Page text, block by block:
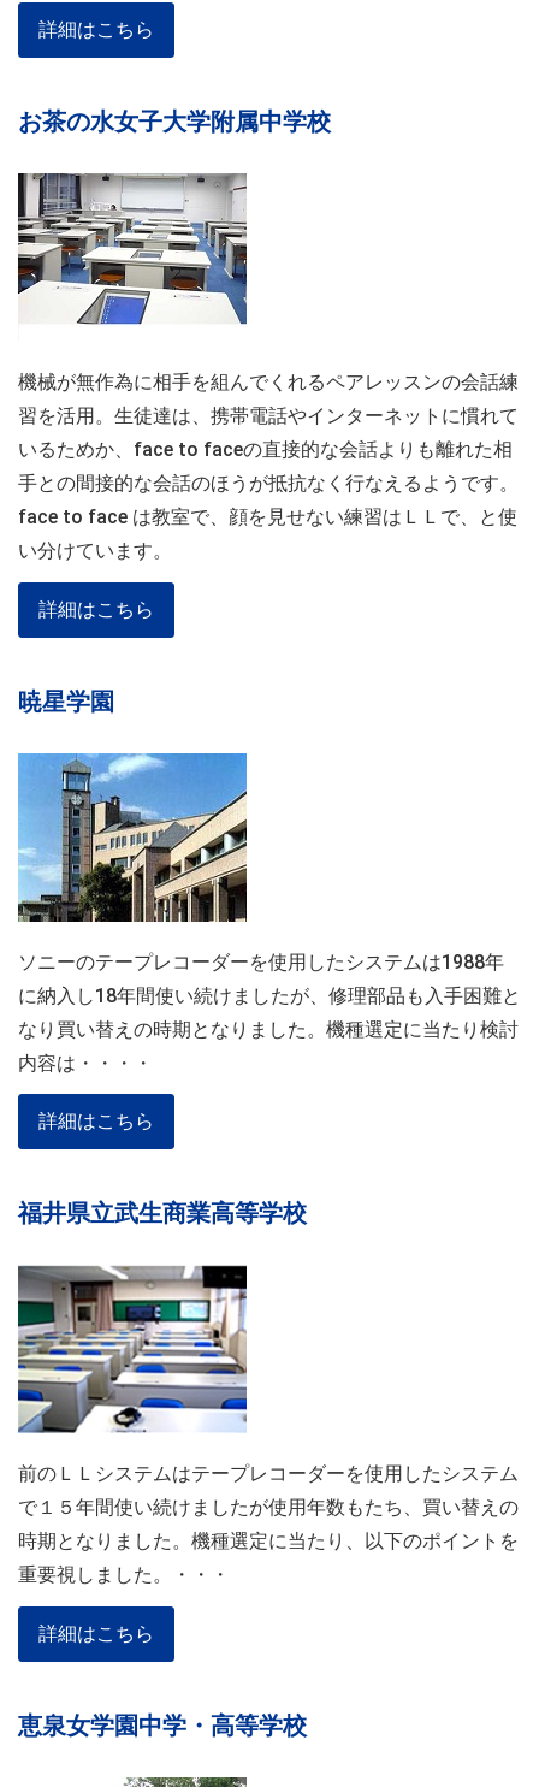
詳細はこちら
お茶の水女子大学附属中学校
機械が無作為に相手を組んでくれるペアレッスンの会話練
習を活用。生徒達は、携帯電話やインターネットに慣れて
いるためか、face to faceの直接的な会話よりも離れた相
手との間接的な会話のほうが抵抗なく行なえるようです。
face to face は教室で、顔を見せない練習はＬＬで、と使
い分けています。
詳細はこちら
暁星学園
ソニーのテープレコーダーを使用したシステムは1988年
に納入し18年間使い続けましたが、修理部品も入手困難と
なり買い替えの時期となりました。機種選定に当たり検討
内容は・・・・
詳細はこちら
福井県立武生商業高等学校
前のＬＬシステムはテープレコーダーを使用したシステム
で１５年間使い続けましたが使用年数もたち、買い替えの
時期となりました。機種選定に当たり、以下のポイントを
重要視しました。・・・
詳細はこちら
恵泉女学園中学・高等学校